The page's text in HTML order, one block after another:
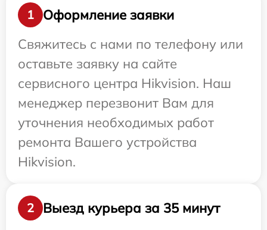
1
Оформление заявки
Свяжитесь с нами по телефону или
оставьте заявку на сайте
сервисного центра Hikvision. Наш
менеджер перезвонит Вам для
уточнения необходимых работ
ремонта Вашего устройства
Hikvision.
2
Выезд курьера за 35 минут